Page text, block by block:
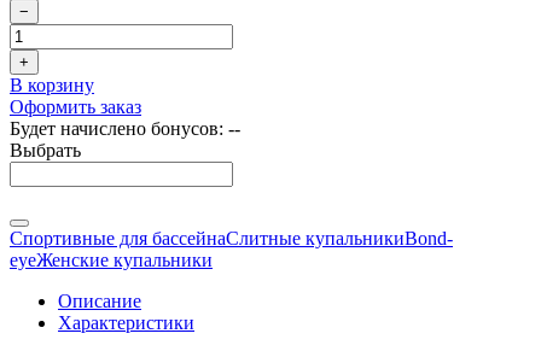
−
+
В корзину
Оформить заказ
Будет начислено бонусов: --
Выбрать
Спортивные для бассейнаСлитные купальникиBond-
eyeЖенские купальники
Описание
Характеристики